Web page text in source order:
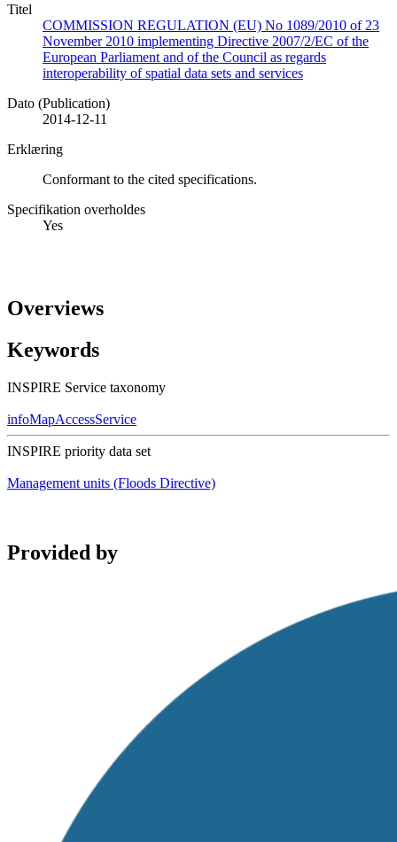
Titel
COMMISSION REGULATION (EU) No 1089/2010 of 23
November 2010 implementing Directive 2007/2/EC of the
European Parliament and of the Council as regards
interoperability of spatial data sets and services
Dato (Publication)
2014-12-11
Erklæring
Conformant to the cited specifications.
Specifikation overholdes
Yes
Overviews
Keywords
INSPIRE Service taxonomy
infoMapAccessService
INSPIRE priority data set
Management units (Floods Directive)
Provided by